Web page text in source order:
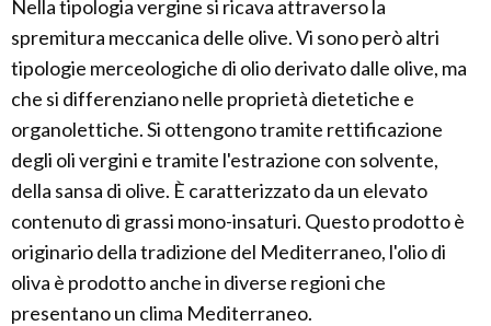
Nella tipologia vergine si ricava attraverso la
spremitura meccanica delle olive. Vi sono però altri
tipologie merceologiche di olio derivato dalle olive, ma
che si differenziano nelle proprietà dietetiche e
organolettiche. Si ottengono tramite rettificazione
degli oli vergini e tramite l'estrazione con solvente,
della sansa di olive. È caratterizzato da un elevato
contenuto di grassi mono-insaturi. Questo prodotto è
originario della tradizione del Mediterraneo, l'olio di
oliva è prodotto anche in diverse regioni che
presentano un clima Mediterraneo.